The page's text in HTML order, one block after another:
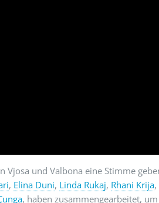
Vjosa und Valbona eine Stimme
, Elina Duni, Linda Rukaj, Rhani Krija,
, haben zusammengearbeitet,